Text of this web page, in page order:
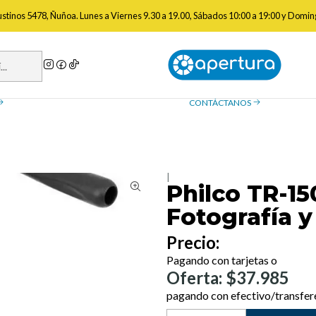
5478, Ñuñoa. Lunes a Viernes 9.30 a 19.00, Sábados 10:00 a 19:00 y
Trípodes para Fotografía Philco TR-150 Trípode para
de reembolso
necesitas saber sobre las
Contáctanos
¿Tienes preguntas? Estamos
CONTÁCTANOS
Philco TR-
Fotografía
Precio:
Pagando con tarjetas o
Oferta: $37.985
pagando con efectivo/